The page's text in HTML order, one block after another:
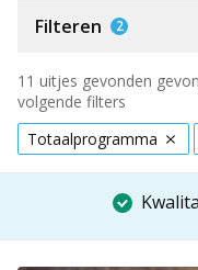
Filteren 2
11 uitjes gevonden
volgende filters
Totaalprogramma